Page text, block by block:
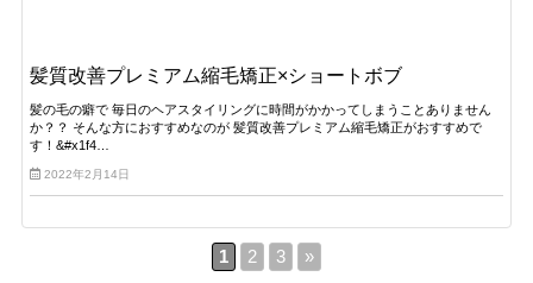
髪質改善プレミアム縮毛矯正×ショートボブ
髪の毛の癖で 毎日のヘアスタイリングに時間がかかってしまうことありません
か？？ そんな方におすすめなのが 髪質改善プレミアム縮毛矯正がおすすめで
す！&#x1f4…
2022年2月14日
1 2 3 »